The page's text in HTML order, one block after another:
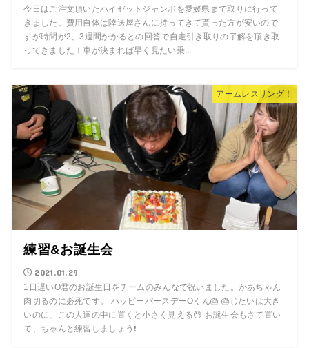
今日はご注文頂いたハイゼットジャンボを愛媛県まで取りに行って
きました。費用自体は陸送屋さんに持ってきて貰った方が安いので
すが時間が2、3週間かかるとの回答で自走引き取りの了解を頂き取
ってきました！車が決まれば早く見たい乗...
アームレスリング！
練習&お誕生会
2021.01.29
1日遅いO君のお誕生日をチームのみんなで祝いました。かあちゃん
肉切るのに必死です。 ハッピーバースデーOくん🎂 🎂じたいは大き
いのに、この人達の中に置くと小さく見える😓 お誕生会もさて置い
て、ちゃんと練習しましょう❗️